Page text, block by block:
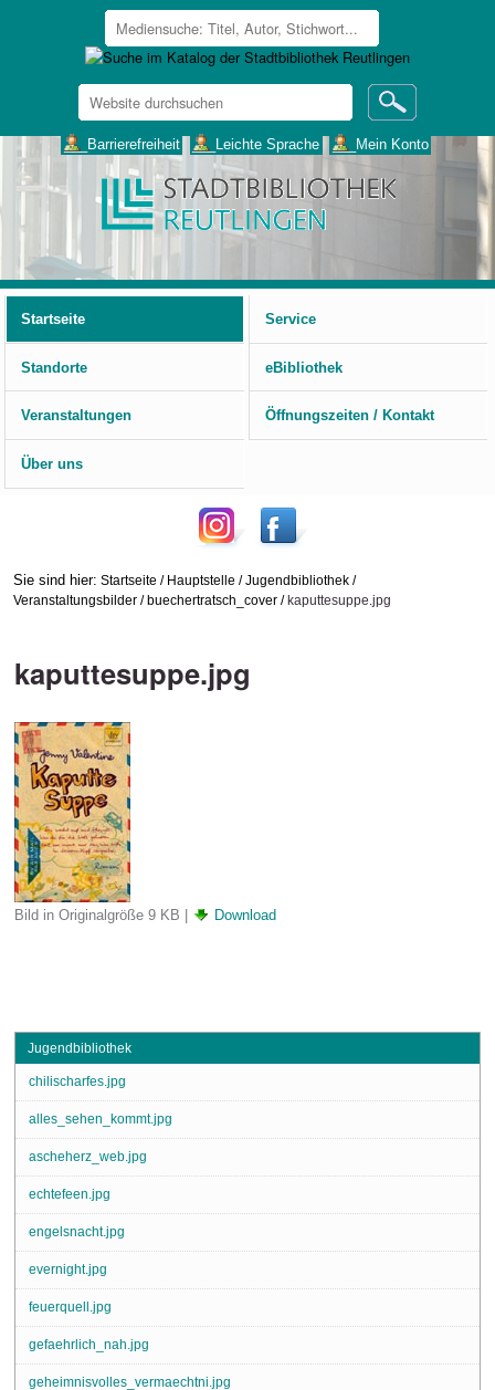
Website
durchsuchen
___Barrierefreiheit ___Leichte Sprache ___Mein Konto
Startseite
Service
Standorte eBibliothek
Veranstaltungen Öffnungszeiten / Kontakt
Über uns
Sie sind hier: Startseite / Hauptstelle /Jugendbibliothek /
Veranstaltungsbilder /buechertratsch_cover /kaputtesuppe.jpg
kaputtesuppe.jpg
Bild in Originalgröße 9 KB | Download
Jugendbibliothek
chilischarfes.jpg
alles_sehen_kommt.jpg
ascheherz_web.jpg
echtefeen.jpg
engelsnacht.jpg
evernight.jpg
feuerquell.jpg
gefaehrlich_nah.jpg
geheimnisvolles_vermaechtni.jpg